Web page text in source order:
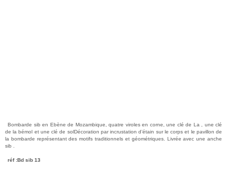
Bombarde sib en Ebène de Mozambique, quatre viroles en corne, une clé de La , une clé
de la bémol et une clé de solDécoration par incrustation d’étain sur le corps et le pavillon de
la bombarde représentant des motifs traditionnels et géométriques. Livrée avec une anche
sib .
réf :Bd sib 13